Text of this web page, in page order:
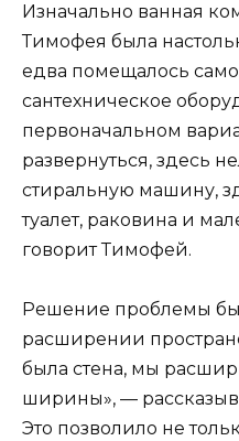
Изначально ванная
Тимофея была
едва помещалось
сантехническое
первоначальном
развернуться, здесь
стиральную машину,
туалет, раковина и
говорит Тимофей.
Решение проблемы
расширении
была стена, мы
ширины», —
Это позволило не